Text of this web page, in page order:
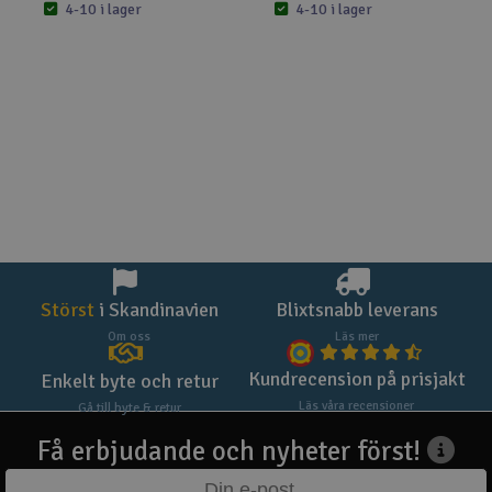
4-10 i lager 4-10 i lager
Störst i Skandinavien
Om oss
Blixtsnabb leverans
Läs mer
Enkelt byte och retur
Gå till byte & retur
Kundrecension på prisjakt
Läs våra recensioner
Få erbjudande och nyheter först!